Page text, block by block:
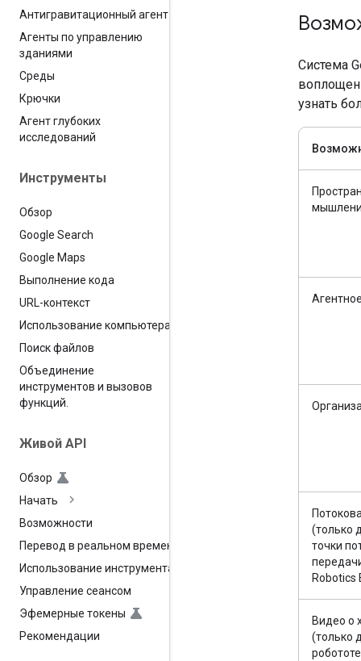
Антигравитационный агент
Агенты по управлению
зданиями
Среды
Крючки
Агент глубоких
исследований
Инструменты
Обзор
Google Search
Google Maps
Выполнение кода
URL-контекст
Использование компьютера
Поиск файлов
Объединение
инструментов и вызовов
функций
Живой API
Обзор
Начать
Возможности
Перевод в реальном времени
Использование инструмента
Управление сеансом
Эфемерные токены
Рекомендации
Система
узнать
(только
точки
Robotics
Видео о
(только